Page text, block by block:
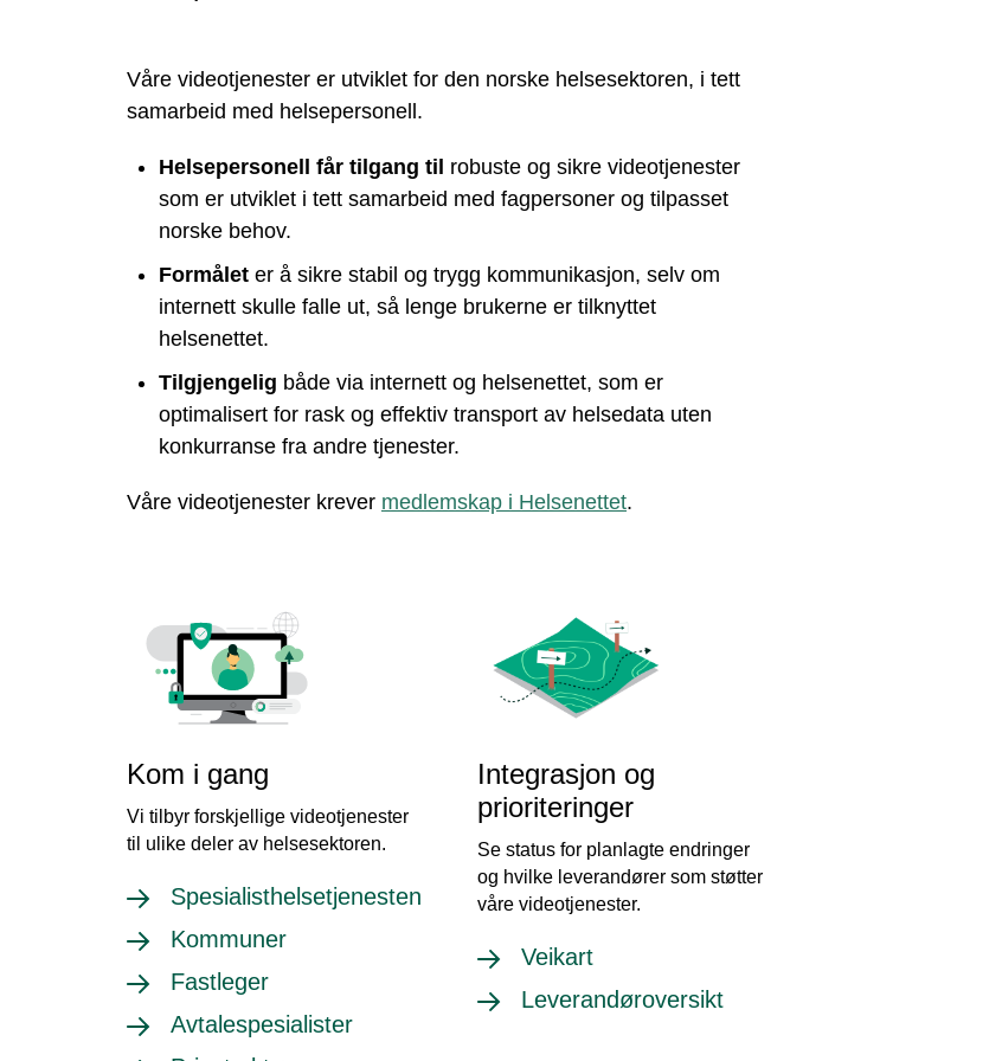
Våre videotjenester er utviklet for den norske helsesektoren, i tett
samarbeid med helsepersonell.
Helsepersonell får tilgang til robuste og sikre videotjenester
som er utviklet i tett samarbeid med fagpersoner og tilpasset
norske behov.
Formålet er å sikre stabil og trygg kommunikasjon, selv om
internett skulle falle ut, så lenge brukerne er tilknyttet
helsenettet.
Tilgjengelig både via internett og helsenettet, som er
optimalisert for rask og effektiv transport av helsedata uten
konkurranse fra andre tjenester.
Våre videotjenester krever medlemskap i Helsenettet.
Kom i gang
Vi tilbyr forskjellige videotjenester
til ulike deler av helsesektoren.
Spesialisthelsetjenesten
Kommuner
Fastleger
Avtalespesialister
Integrasjon og
prioriteringer
Se status for planlagte endringer
og hvilke leverandører som støtter
våre videotjenester.
Veikart
Leverandøroversikt